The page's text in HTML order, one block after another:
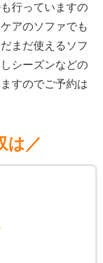
行っていますの
アのソファでも
まだ使えるソフ
シーズンなどの
すのでご予約は
は／